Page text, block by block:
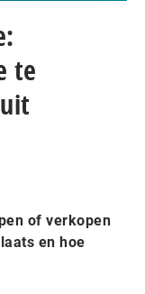
te
of verkopen
en hoe